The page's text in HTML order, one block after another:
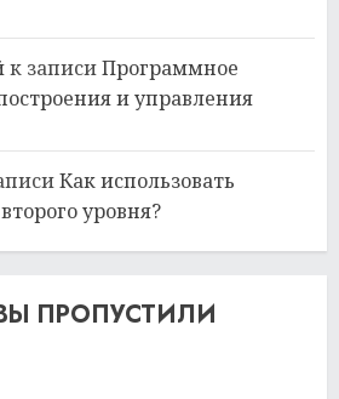
к записиПрограммное
и управления
Как использовать
уровня?
ПРОПУСТИЛИ